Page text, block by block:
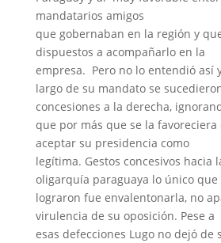
mandatarios amigos
que gobernaban en la región y
dispuestos a acompañarlo en la
empresa. Pero no lo entendió así
largo de su mandato se
concesiones a la derecha,
que por más que se la favoreciera
aceptar su presidencia como
legítima. Gestos concesivos hacia
oligarquía paraguaya lo único que
lograron fue envalentonarla, no
virulencia de su oposición. Pese a
esas defecciones Lugo no dejó de